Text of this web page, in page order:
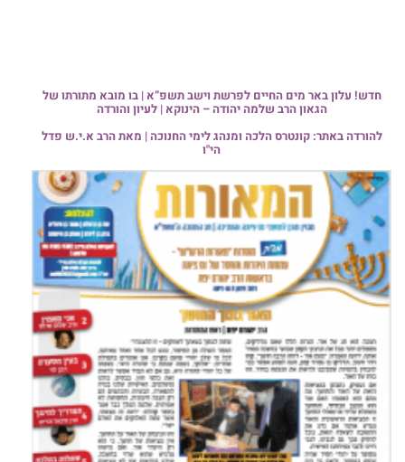
חדש! עלון באר מים החיים לפרשת וישב תשפ”א | בו מובא מתורתו של
הגאון הרב שלמה יהודה – הינוקא | לעיון והורדה
להורדה באתר: קונטרס הלכה ומנהג לימי החנוכה | מאת הרב א.י.ש פדל
הי"ו